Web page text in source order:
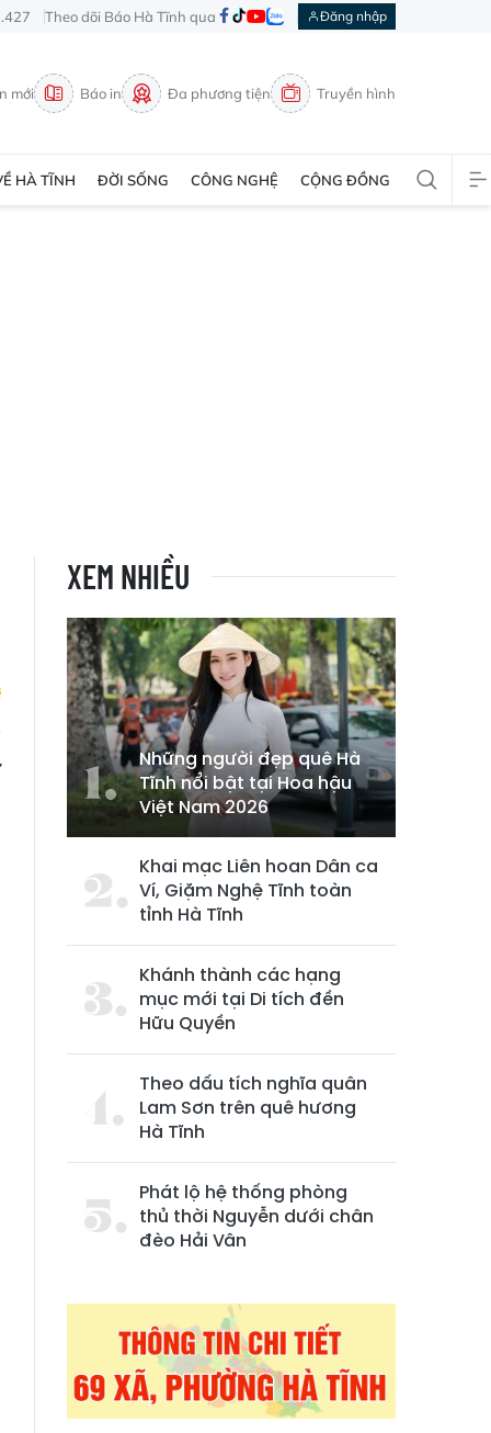
Theo dõi Báo Hà Tĩnh qua Đăng nhập
mới Báo in Đa phương tiện Truyền hình
HÀ TĨNH ĐỜI SỐNG CÔNG NGHỆ CỘNG ĐỒNG
XEM NHIỀU
Những người đẹp quê Hà
Tĩnh nổi bật tại Hoa hậu
Việt Nam 2026
Khai mạc Liên hoan Dân ca
Ví, Giặm Nghệ Tĩnh toàn
tỉnh Hà Tĩnh
Khánh thành các hạng
mục mới tại Di tích đền
Hữu Quyền
Theo dấu tích nghĩa quân
Lam Sơn trên quê hương
Hà Tĩnh
Phát lộ hệ thống phòng
thủ thời Nguyễn dưới chân
đèo Hải Vân